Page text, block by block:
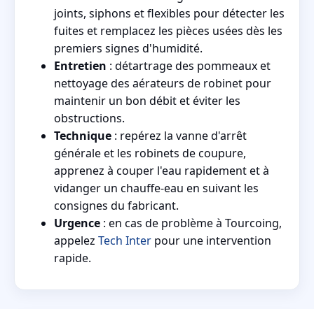
joints, siphons et flexibles pour détecter les
fuites et remplacez les pièces usées dès les
premiers signes d'humidité.
Entretien : détartrage des pommeaux et
nettoyage des aérateurs de robinet pour
maintenir un bon débit et éviter les
obstructions.
Technique : repérez la vanne d'arrêt
générale et les robinets de coupure,
apprenez à couper l'eau rapidement et à
vidanger un chauffe-eau en suivant les
consignes du fabricant.
Urgence : en cas de problème à Tourcoing,
appelez Tech Inter pour une intervention
rapide.